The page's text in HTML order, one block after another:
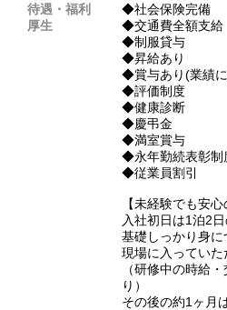
待遇・福利
厚生
◆社会保険完備
◆交通費全額支給
◆制服貸与
◆昇給あり
◆賞与あり(業績
◆評価制度
◆健康診断
◆慶弔金
◆満室賞与
◆永年勤続表彰制
◆従業員割引
【未経験でも安心
入社初日は1泊2
基礎しっかり身に
現場に入ってい
（研修中の時給
り）
その後の約1ヶ月